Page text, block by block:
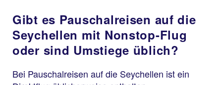
Gibt es Pauschalreisen auf die
Seychellen mit Nonstop-Flug
oder sind Umstiege üblich?
Bei Pauschalreisen auf die Seychellen ist ein